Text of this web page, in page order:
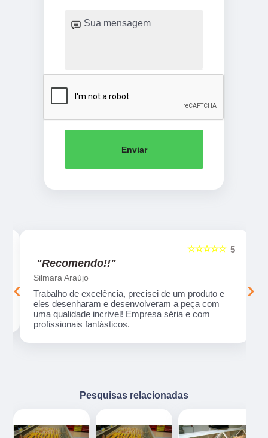
Enviar
5
☆☆☆☆☆
"Recomendo!!"
Silmara Araújo
Trabalho de excelência, precisei de um produto e
eles desenharam e desenvolveram a peça com
uma qualidade incrível! Empresa séria e com
profissionais fantásticos.
‹ ›
Pesquisas relacionadas